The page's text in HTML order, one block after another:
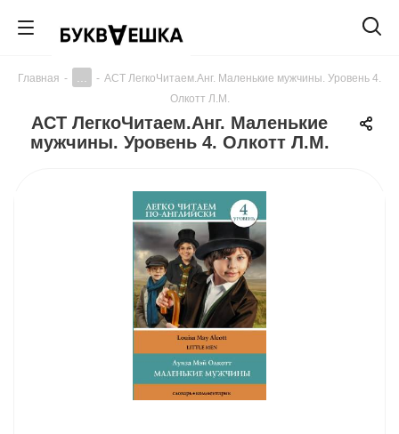
Главная - - АСТ ЛегкоЧитаем.Анг. Маленькие мужчины. Уровень 4.
Олкотт Л.М.
АСТ ЛегкоЧитаем.Анг. Маленькие
мужчины. Уровень 4. Олкотт Л.М.